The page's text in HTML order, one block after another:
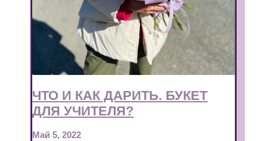
ЧТО И КАК ДАРИТЬ. БУКЕТ
ДЛЯ УЧИТЕЛЯ?
Май 5, 2022